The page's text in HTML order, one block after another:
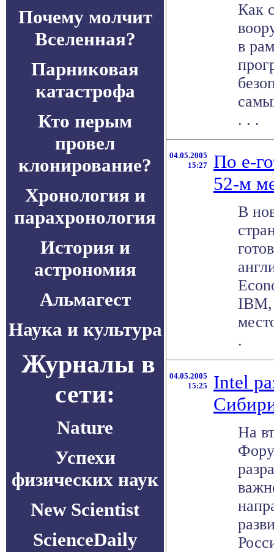
Почему молчит
Вселенная?
Парниковая
катастрофа
Кто перым
провел
клонирование?
Хронология и
парахронология
История и
астрономия
Альмагест
Наука и культура
Журналы в
сети:
Nature
Успехи
физических наук
New Scientist
ScienceDaily
Как
в
. . .
04.05.2005
15:27
По e-
52-м
В
IBM,
.
04.05.2005
15:25
Intel
На